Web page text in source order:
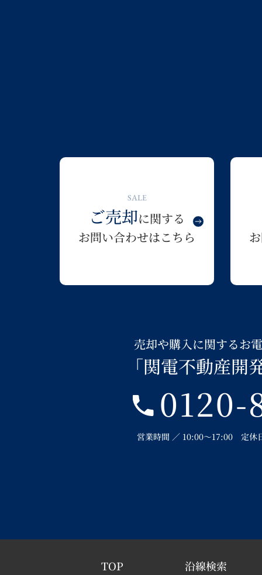
SALE
ご売却に関する
お問い合わせはこちら
売却や購入に関するお
「関電不動産開
0120-
営業時間 ／ 10:00～17:00 定休
TOP 沿線検索